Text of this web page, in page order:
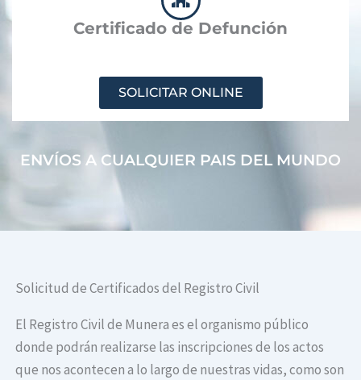
Certificado de Defunción
SOLICITAR ONLINE
ENVÍOS A CUALQUIER PAIS DEL MUNDO
Solicitud de Certificados del Registro Civil
El Registro Civil de Munera es el organismo público
donde podrán realizarse las inscripciones de los actos
que nos acontecen a lo largo de nuestras vidas, como son